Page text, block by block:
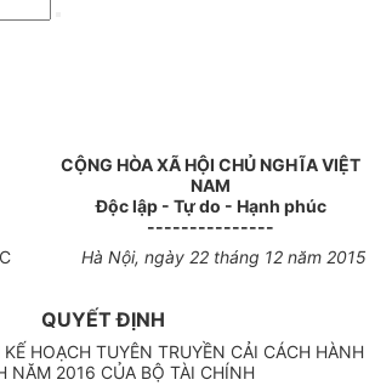
CỘNG HÒA XÃ HỘI CHỦ NGHĨA VIỆT
NAM
Độc lập - Tự do - Hạnh phúc
---------------
Hà Nội, ngày 22 tháng 12 năm 2015
QUYẾT ĐỊNH
HOẠCH TUYÊN TRUYỀN CẢI CÁCH HÀNH
NĂM 2016 CỦA BỘ TÀI CHÍNH